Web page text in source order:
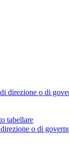
direzione o di
tabellare
o di